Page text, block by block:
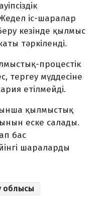
іс-шаралар
кезінде қылмыс
тәркіленді.
процестік
тергеу мүддесіне
етілмейді.
қылмыстық
еске салады.
бас
шараларды
облысы